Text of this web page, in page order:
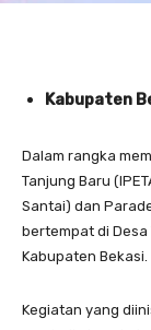
Kabupaten
Dalam rangka
Tanjung Baru
Santai) dan
bertempat di Desa
Kabupaten Bekasi.
Kegiatan yang